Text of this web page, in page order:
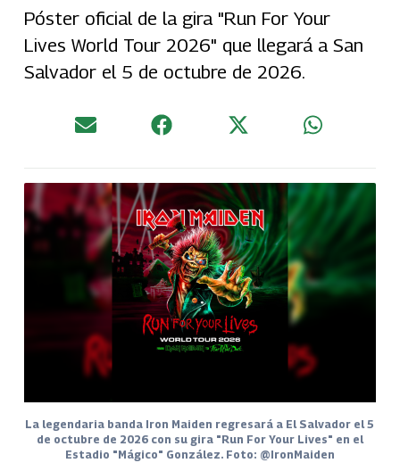
Póster oficial de la gira "Run For Your
Lives World Tour 2026" que llegará a San
Salvador el 5 de octubre de 2026.
La legendaria banda Iron Maiden regresará a El Salvador el 5
de octubre de 2026 con su gira "Run For Your Lives" en el
Estadio "Mágico" González. Foto: @IronMaiden